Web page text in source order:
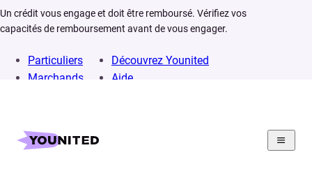
Un crédit vous engage et doit être remboursé. Vérifiez vos
capacités de remboursement avant de vous engager.
Particuliers
Marchands
Découvrez Younited
Aide
Home